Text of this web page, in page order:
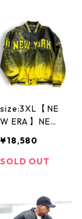
size:3XL【 NE
W ERA 】NEW
ャケット 黄 黒
高円寺 古着 古
¥18,580
SOLD OUT